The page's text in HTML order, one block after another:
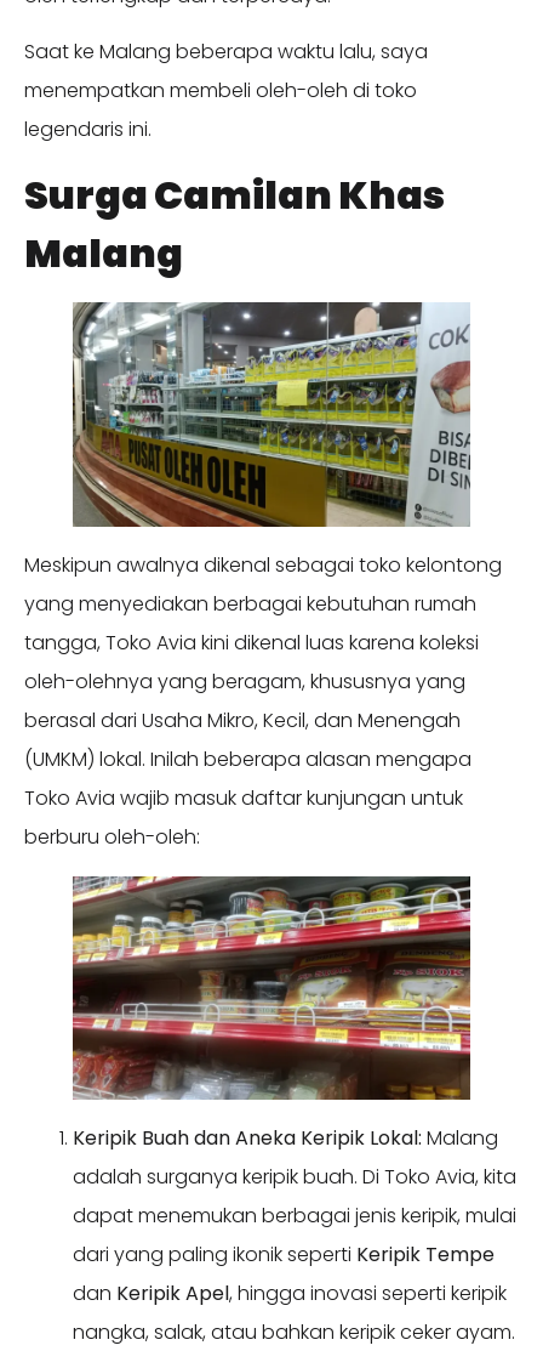
Saat ke Malang beberapa waktu lalu, saya
menempatkan membeli oleh-oleh di toko
legendaris ini.
Surga Camilan Khas
Malang
Meskipun awalnya dikenal sebagai toko kelontong
yang menyediakan berbagai kebutuhan rumah
tangga, Toko Avia kini dikenal luas karena koleksi
oleh-olehnya yang beragam, khususnya yang
berasal dari Usaha Mikro, Kecil, dan Menengah
(UMKM) lokal. Inilah beberapa alasan mengapa
Toko Avia wajib masuk daftar kunjungan untuk
berburu oleh-oleh:
Keripik Buah dan Aneka Keripik Lokal: Malang
adalah surganya keripik buah. Di Toko Avia, kita
dapat menemukan berbagai jenis keripik, mulai
dari yang paling ikonik seperti Keripik Tempe
dan Keripik Apel, hingga inovasi seperti keripik
nangka, salak, atau bahkan keripik ceker ayam.